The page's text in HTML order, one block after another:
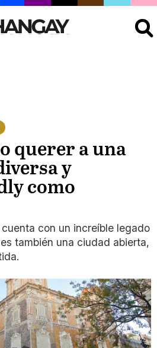
querer a una
y
como
con un increíble legado
también una ciudad abierta,